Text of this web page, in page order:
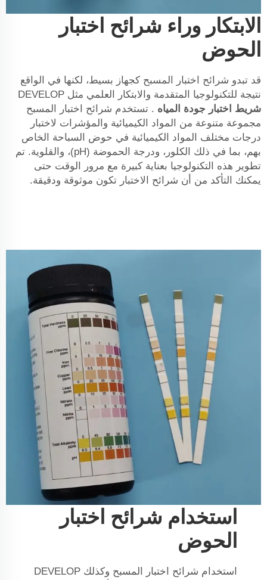
الابتكار وراء شرائح اختبار
الحوض
قد تبدو شرائح اختبار المسبح كجهاز بسيط، لكنها في الواقع
نتيجة للتكنولوجيا المتقدمة والابتكار العلمي مثل DEVELOP
شريط اختبار جودة المياه . تستخدم شرائح اختبار المسبح
مجموعة متنوعة من المواد الكيميائية والمؤشرات لاختبار
درجات مختلف المواد الكيميائية في حوض السباحة الخاص
بهم، بما في ذلك الكلور، ودرجة الحموضة (pH)، والقلوية. تم
تطوير هذه التكنولوجيا بعناية كبيرة مع مرور الوقت حتى
يمكنك التأكد من أن شرائح الاختبار تكون موثوقة ودقيقة.
استخدام شرائح اختبار
الحوض
استخدام شرائح اختبار المسبح وكذلك DEVELOP